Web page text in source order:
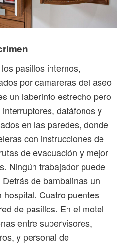
pasillos internos,
por camareras del aseo
un laberinto estrecho pero
datáfonos y
en las paredes, donde
con instrucciones de
de evacuación y mejor
Ningún trabajador puede
de bambalinas un
hospital. Cuatro puentes
de pasillos. En el motel
entre supervisores,
y personal de